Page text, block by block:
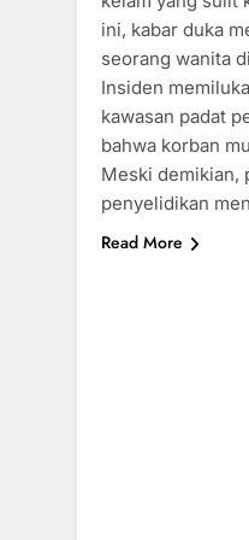
ini, kabar duka
seorang wanita
Insiden
kawasan padat
bahwa korban
Meski demikian,
penyelidikan
Read More